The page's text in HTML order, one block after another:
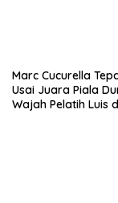
Marc Cucurella
Usai Juara Piala
Wajah Pelatih Luis